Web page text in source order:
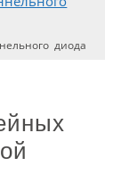
диода